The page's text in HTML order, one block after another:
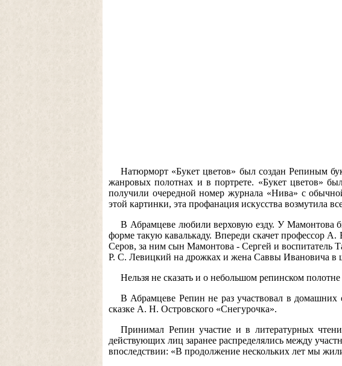
Натюрморт «Букет цветов» был создан Репиным
жанровых полотнах и в портрете. «Букет цветов»
получили очередной номер журнала «Нива» с
этой картинки, эта профанация искусства возмутила
В Абрамцеве любили верховую езду. У Мамонтова
форме такую кавалькаду. Впереди скачет профессор
Серов, за ним сын Мамонтова - Сергей и воспитатель
Р. С. Левицкий на дрожках и жена Саввы Ивановича в
Нельзя не сказать и о небольшом репинском
В Абрамцеве Репин не раз участвовал в
сказке А. Н. Островского «Снегурочка».
Принимал Репин участие и в литературных
действующих лиц заранее распределялись между
впоследствии: «В продолжение нескольких лет мы